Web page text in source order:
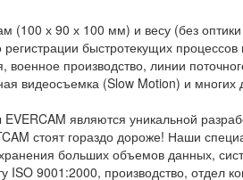
(100 х 90 х 100 мм) и весу (без
регистрации быстротекущих
производство, линии
видеосъемка (Slow Motion) и многих
являются уникальной
стоят гораздо дороже! Наши
больших объемов данных,
ISO 9001:2000, производство, отдел